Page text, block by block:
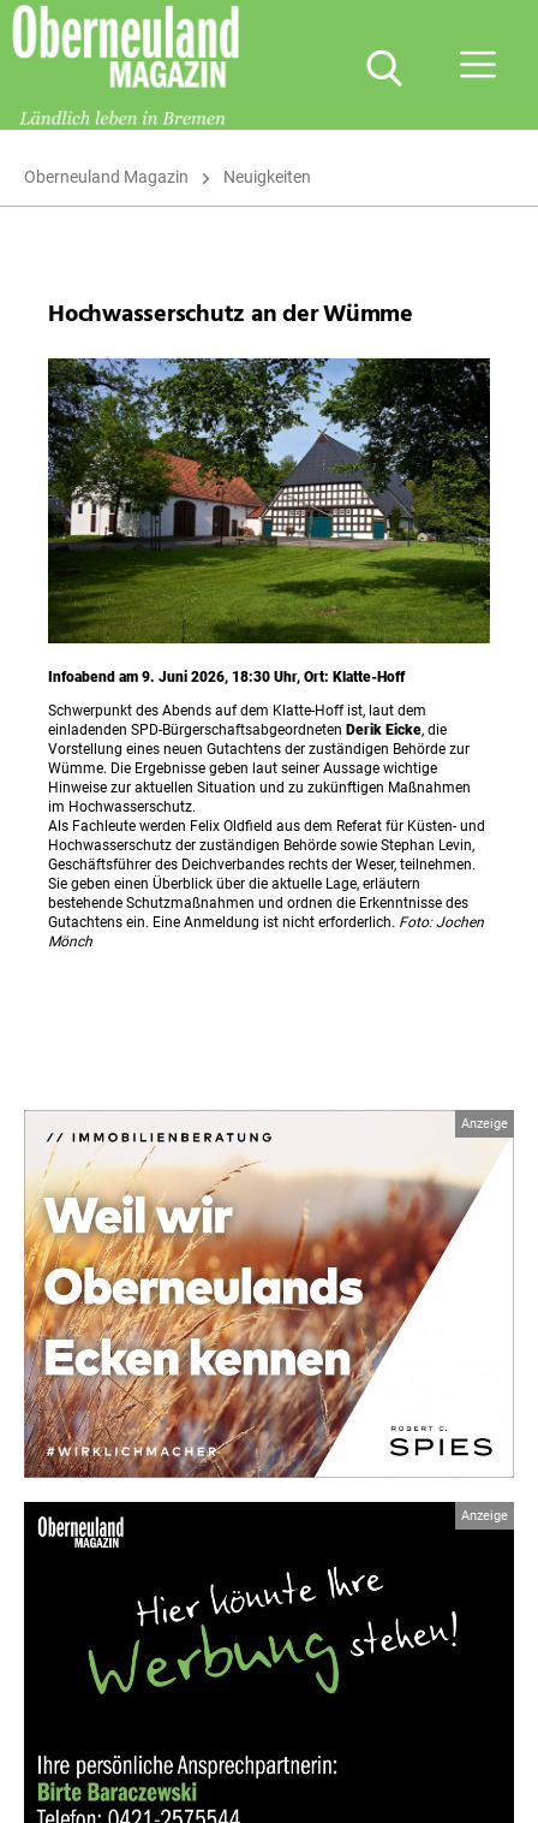
Oberneuland
Magazin
Oberneuland Magazin Neuigkeiten
Hochwasserschutz an der Wümme
Infoabend am 9. Juni 2026, 18:30 Uhr, Ort: Klatte-Hoff
Schwerpunkt des Abends auf dem Klatte-Hoff ist, laut dem
einladenden SPD-Bürgerschaftsabgeordneten Derik Eicke, die
Vorstellung eines neuen Gutachtens der zuständigen Behörde zur
Wümme. Die Ergebnisse geben laut seiner Aussage wichtige
Hinweise zur aktuellen Situation und zu zukünftigen Maßnahmen
im Hochwasserschutz.
Als Fachleute werden Felix Oldfield aus dem Referat für Küsten- und
Hochwasserschutz der zuständigen Behörde sowie Stephan Levin,
Geschäftsführer des Deichverbandes rechts der Weser, teilnehmen.
Sie geben einen Überblick über die aktuelle Lage, erläutern
bestehende Schutzmaßnahmen und ordnen die Erkenntnisse des
Gutachtens ein. Eine Anmeldung ist nicht erforderlich. Foto: Jochen
Mönch